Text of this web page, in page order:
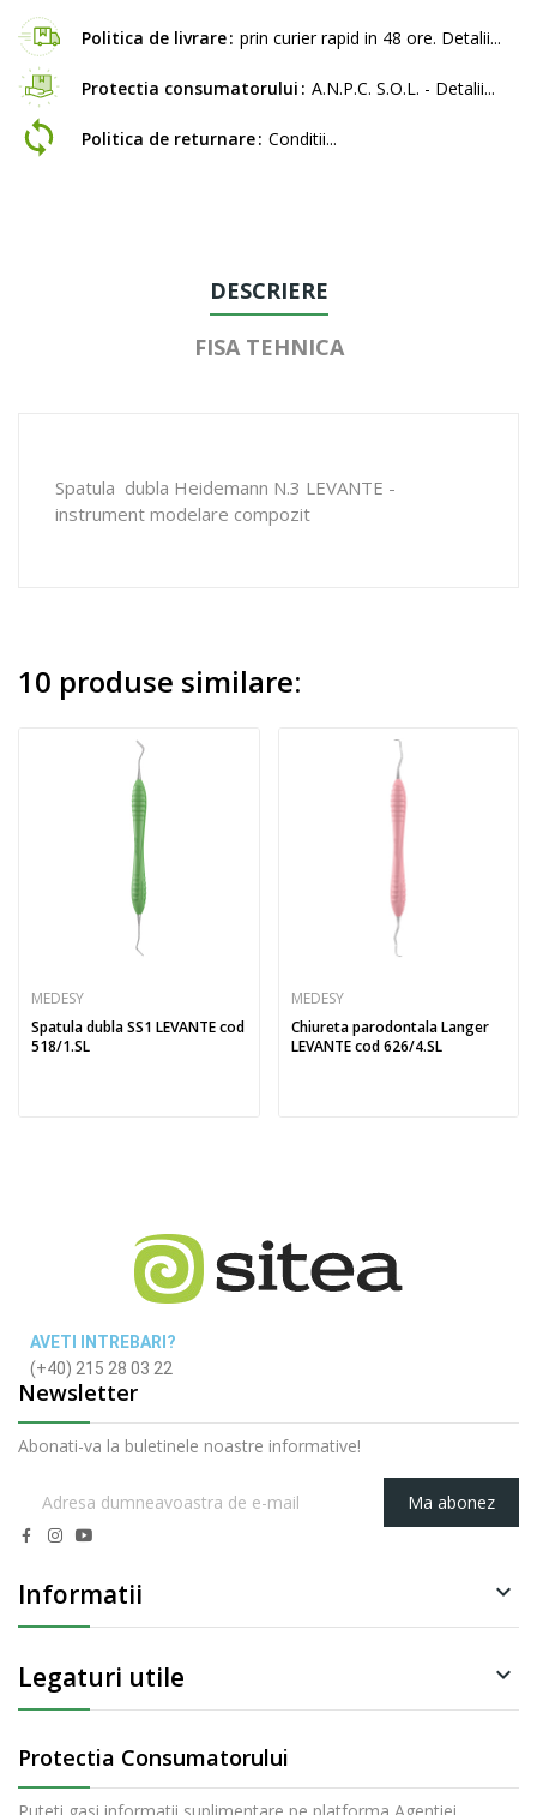
Politica de livrare prin curier rapid in 48 ore. Detalii...
Protectia consumatorului A.N.P.C. S.O.L. - Detalii...
Politica de returnare Conditii...
DESCRIERE
FISA TEHNICA
Spatula dubla Heidemann N.3 LEVANTE -
instrument modelare compozit
10 produse similare:
MEDESY
Spatula dubla SS1 LEVANTE cod
518/1.SL
MEDESY
Chiureta parodontala Langer
LEVANTE cod 626/4.SL
AVETI INTREBARI?
(+40) 215 28 03 22
Newsletter
Abonati-va la buletinele noastre informative!
Ma abonez
Informatii 
Legaturi utile 
Protectia Consumatorului